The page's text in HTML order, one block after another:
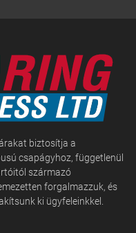
biztosítja a
csapágyhoz, függetlenül
származó
forgalmazzuk, és
ki ügyfeleinkkel.